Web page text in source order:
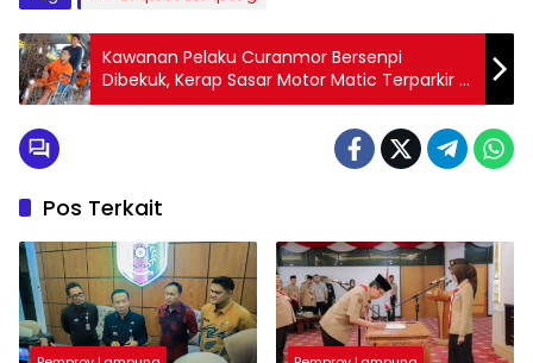
Kawanan Pelaku Curanmor Bersenpi
Dibekuk, Kerap Sasar Motor Matic Terparkir di
Halaman Rumah
Pos Terkait